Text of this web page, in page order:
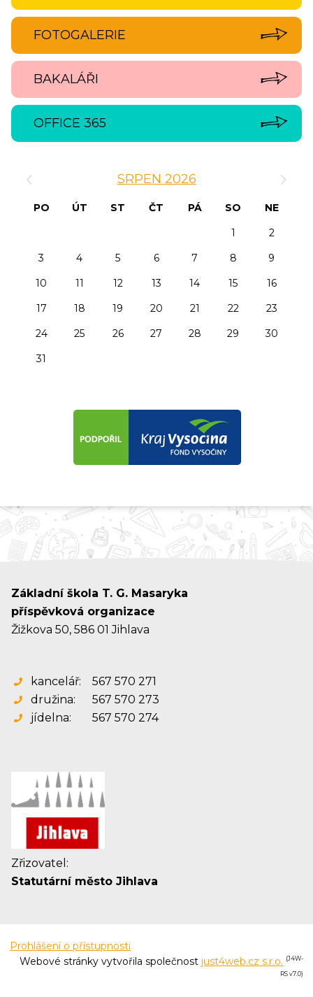
FOTOGALERIE
BAKALÁŘI
OFFICE 365
SRPEN 2026
PO ÚT ST ČT PÁ SO
NE
1
2
3
4 5 6 7 8
9
10
11 12 13 14 15
16
17
18 19 20 21 22
23
24
25 26 27 28 29
30
31
Základní škola T. G. Masaryka
příspěvková organizace
Žižkova 50, 586 01 Jihlava
kancelář:
567 570 271
družina:
567 570 273
jídelna:
567 570 274
Zřizovatel:
Statutární město Jihlava
Prohlášení o přístupnosti
Webové stránky vytvořila společnost just4web.cz s.r.o. (J4W-
RS v7.0)